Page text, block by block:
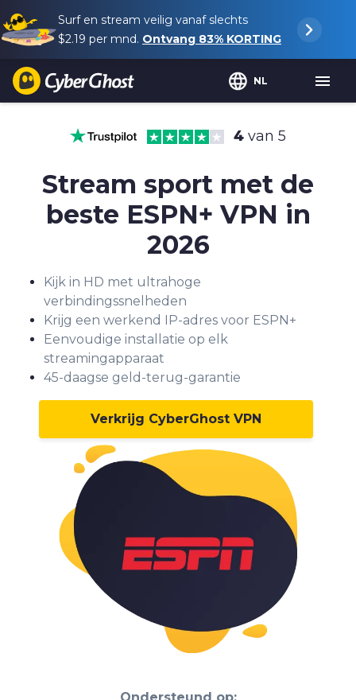
Surf en stream veilig vanaf slechts
$2.19 per mnd. Ontvang 83% KORTING
NL
4 van 5
Stream sport met de
beste ESPN+ VPN in
2026
Kijk in HD met ultrahoge
verbindingssnelheden
Krijg een werkend IP-adres voor ESPN+
Eenvoudige installatie op elk
streamingapparaat
45-daagse geld-terug-garantie
Verkrijg CyberGhost VPN